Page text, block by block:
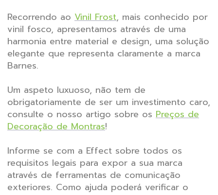
Recorrendo ao Vinil Frost, mais conhecido por
vinil fosco, apresentamos através de uma
harmonia entre material e design, uma solução
elegante que representa claramente a marca
Barnes.
Um aspeto luxuoso, não tem de
obrigatoriamente de ser um investimento caro,
consulte o nosso artigo sobre os Preços de
Decoração de Montras!
Informe se com a Effect sobre todos os
requisitos legais para expor a sua marca
através de ferramentas de comunicação
exteriores. Como ajuda poderá verificar o